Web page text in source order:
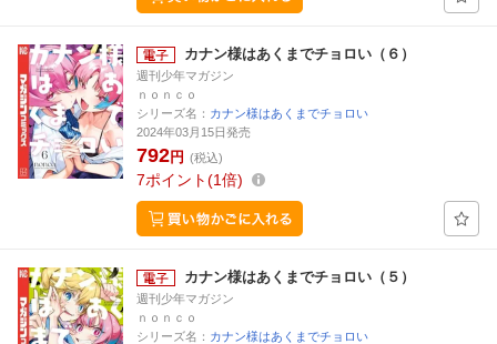
カナン様はあくまでチョロい（６）
週刊少年マガジン
ｎｏｎｃｏ
シリーズ名： カナン様はあくまでチョロい
2024年03月15日発売
792円 (税込)
7ポイント 1倍
カナン様はあくまでチョロい（５）
週刊少年マガジン
ｎｏｎｃｏ
シリーズ名： カナン様はあくまでチョロい